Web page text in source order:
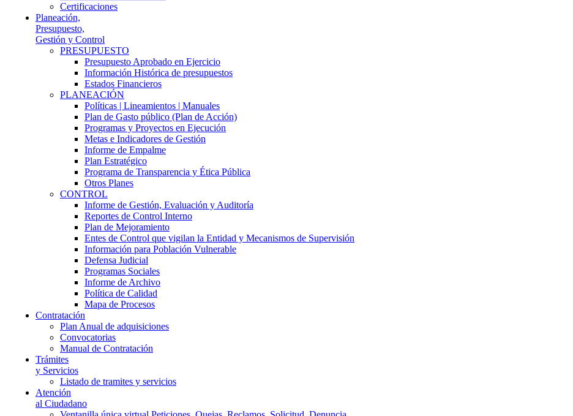
Certificaciones
Planeación,
Presupuesto,
Gestión y Control
PRESUPUESTO
Presupuesto Aprobado en Ejercicio
Información Histórica de presupuestos
Estados Financieros
PLANEACIÓN
Políticas | Lineamientos | Manuales
Plan de Gasto público (Plan de Acción)
Programas y Proyectos en Ejecución
Metas e Indicadores de Gestión
Informe de Empalme
Plan Estratégico
Programa de Transparencia y Ética Pública
Otros Planes
CONTROL
Informe de Gestión, Evaluación y Auditoría
Reportes de Control Interno
Plan de Mejoramiento
Entes de Control que vigilan la Entidad y Mecanismos de Supervisión
Información para Población Vulnerable
Defensa Judicial
Programas Sociales
Informe de Archivo
Política de Calidad
Mapa de Procesos
Contratación
Plan Anual de adquisiciones
Convocatorias
Manual de Contratación
Trámites
y Servicios
Listado de tramites y servicios
Atención
al Ciudadano